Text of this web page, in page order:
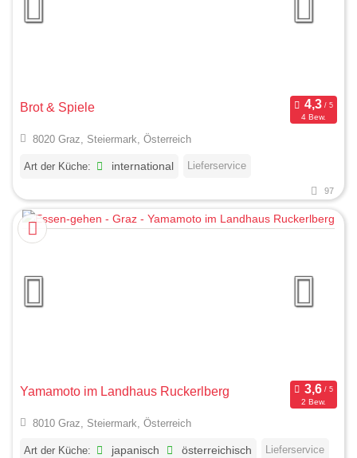
Brot & Spiele
4 Bew.
8020 Graz, Steiermark, Österreich
Art der Küche: international Lieferservice
97
Yamamoto im Landhaus Ruckerlberg
2 Bew.
8010 Graz, Steiermark, Österreich
Art der Küche: japanisch österreichisch Lieferservice